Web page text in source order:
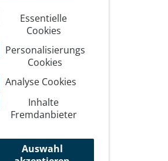
Wandern/Trekking
Rad
Essentielle
Cookies
Personalisierungs
Cookies
Analyse Cookies
Inhalte
Fremdanbieter
Auswahl